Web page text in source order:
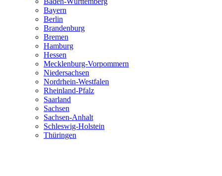
Bayern
Berlin
Brandenburg
Bremen
Hamburg
Hessen
Mecklenburg-Vorpommern
Niedersachsen
Nordrhein-Westfalen
Rheinland-Pfalz
Saarland
Sachsen
Sachsen-Anhalt
Schleswig-Holstein
Thüringen